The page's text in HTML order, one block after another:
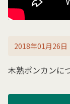
2018年01月26日
木熟ポンカンに